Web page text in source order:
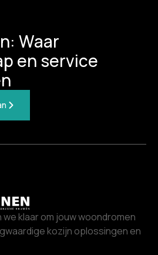
Waar
en service
we klaar om jouw woondromen
kozijn oplossingen en